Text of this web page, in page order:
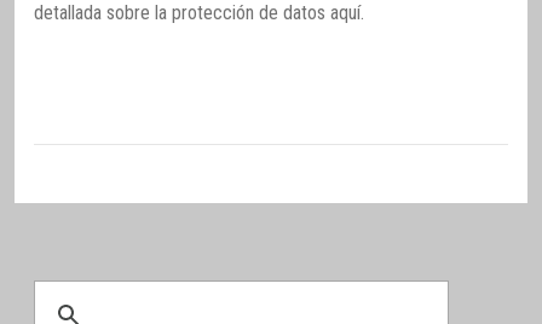
detallada sobre la protección de datos aquí.